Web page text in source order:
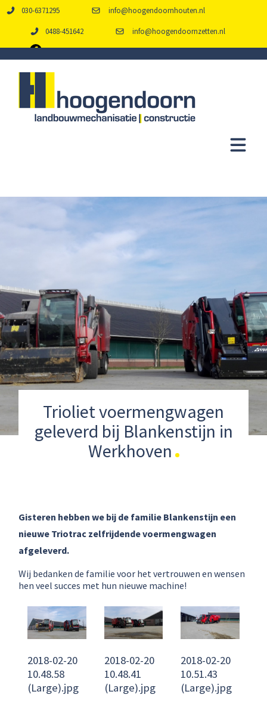
030-6371295 info@hoogendoornhouten.nl
0488-451642 info@hoogendoornzetten.nl
Trioliet voermengwagen
geleverd bij Blankenstijn in
Werkhoven
Gisteren hebben we bij de familie Blankenstijn een
nieuwe Triotrac zelfrijdende voermengwagen
afgeleverd.
Wij bedanken de familie voor het vertrouwen en wensen
hen veel succes met hun nieuwe machine!
2018-02-20
10.48.58
(Large).jpg
2018-02-20
10.48.41
(Large).jpg
2018-02-20
10.51.43
(Large).jpg